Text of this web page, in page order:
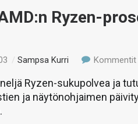
Ryzen-
/Sampsa Kurri Kommentit
Ryzen-sukupolvea ja
ja näytönohjaimen